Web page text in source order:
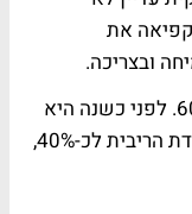
את
ובצריכה.
האינפלציה בטורקיה ירדה לרמה של 60%. לפני כשנה היא
היתה בקצב של 80%, וירדה בעקבות ירידת הריבית לכ-40%,